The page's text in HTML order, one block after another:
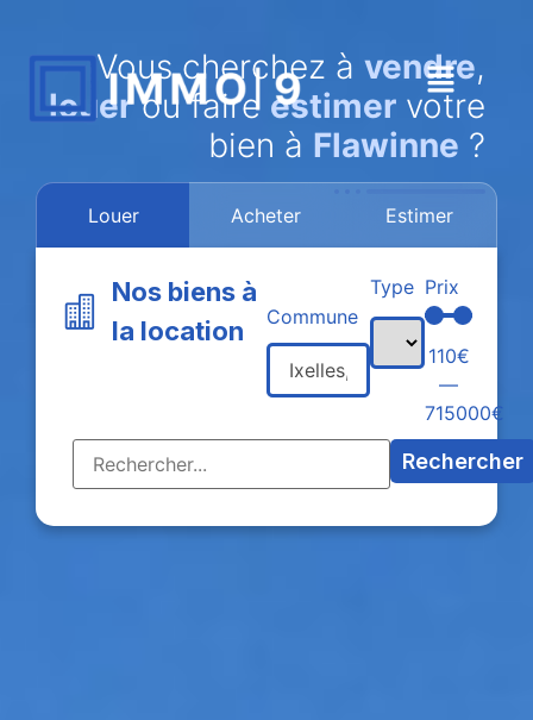
Vous cherchez à vendre,
louerou faire estimer votre
bien à Flawinne ?
Louer Acheter Estimer
Nos biens à
la location
Prix
110€
—
715000€
Type
Commune
Rechercher